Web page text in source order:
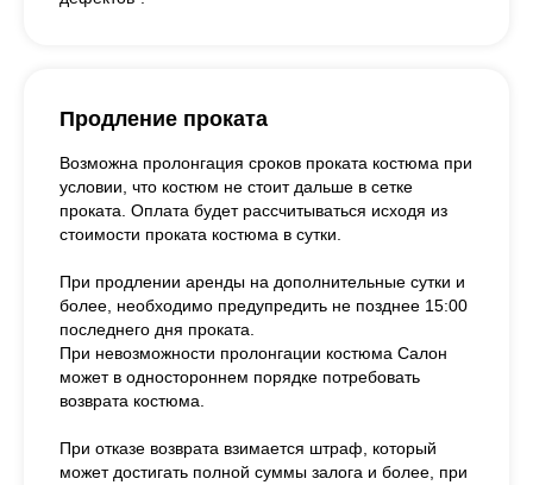
Продление проката
Возможна пролонгация сроков проката костюма при
условии, что костюм не стоит дальше в сетке
проката. Оплата будет рассчитываться исходя из
стоимости проката костюма в сутки.
При продлении аренды на дополнительные сутки и
более, необходимо предупредить не позднее 15:00
последнего дня проката.
При невозможности пролонгации костюма Салон
может в одностороннем порядке потребовать
возврата костюма.
При отказе возврата взимается штраф, который
может достигать полной суммы залога и более, при